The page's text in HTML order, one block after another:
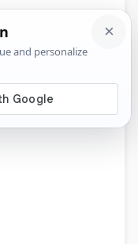
Komentari